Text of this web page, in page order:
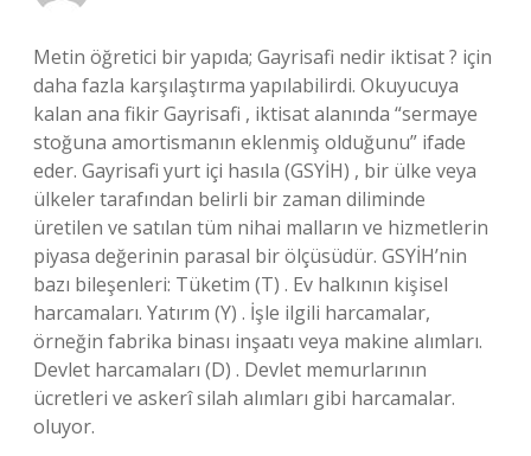
Metin öğretici bir yapıda; Gayrisafi nedir iktisat ? için
daha fazla karşılaştırma yapılabilirdi. Okuyucuya
kalan ana fikir Gayrisafi , iktisat alanında “sermaye
stoğuna amortismanın eklenmiş olduğunu” ifade
eder. Gayrisafi yurt içi hasıla (GSYİH) , bir ülke veya
ülkeler tarafından belirli bir zaman diliminde
üretilen ve satılan tüm nihai malların ve hizmetlerin
piyasa değerinin parasal bir ölçüsüdür. GSYİH’nin
bazı bileşenleri: Tüketim (T) . Ev halkının kişisel
harcamaları. Yatırım (Y) . İşle ilgili harcamalar,
örneğin fabrika binası inşaatı veya makine alımları.
Devlet harcamaları (D) . Devlet memurlarının
ücretleri ve askerî silah alımları gibi harcamalar.
oluyor.